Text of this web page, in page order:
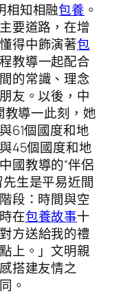
相知相融包養 。
要道路，在增
得中飾演著包
教導一起配合
的常識、理念
友。以後，中
教導一此刻，她
61個國度和地
45個國度和地
中國教導的“伴侶
生是平易近間
段：時間與空
在包養故事十
方送給我的禮
上。」文明親
搭建友情之
。